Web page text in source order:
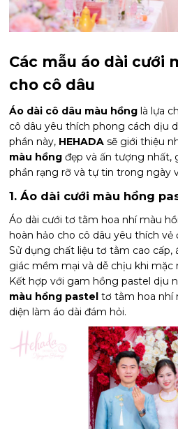
Các mẫu áo dài cưới
cho cô dâu
Áo dài cô dâu màu hồng là lựa
cô dâu yêu thích phong cách dịu
phần này, HEHADA sẽ giới thiệu
màu hồng đẹp và ấn tượng nhất,
phần rạng rỡ và tự tin trong ngày
1. Áo dài cưới màu hồng
Áo dài cưới tơ tằm hoa nhí màu
hoàn hảo cho cô dâu yêu thích vẻ
Sử dụng chất liệu tơ tằm cao cấp,
giác mềm mại và dễ chịu khi
Kết hợp với gam hồng pastel dịu
màu hồng pastel tơ tằm hoa nhí
diện làm áo dài đám hỏi.